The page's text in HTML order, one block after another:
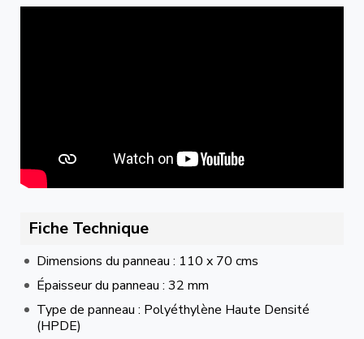
Fiche Technique
Dimensions du panneau : 110 x 70 cms
Épaisseur du panneau : 32 mm
Type de panneau : Polyéthylène Haute Densité
(HPDE)